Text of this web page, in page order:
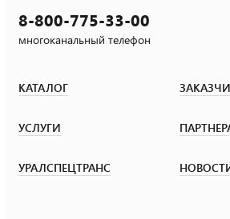
8-800-775-33-00
многоканальный телефон
КАТАЛОГ
УСЛУГИ
УРАЛСПЕЦТРАНС